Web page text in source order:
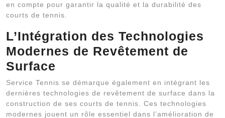
en compte pour garantir la qualité et la durabilité des
courts de tennis.
L’Intégration des Technologies
Modernes de Revêtement de
Surface
Service Tennis se démarque également en intégrant les
dernières technologies de revêtement de surface dans la
construction de ses courts de tennis. Ces technologies
modernes jouent un rôle essentiel dans l’amélioration de